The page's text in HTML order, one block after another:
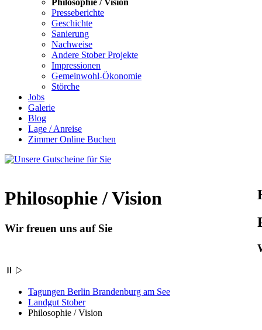
Philosophie / Vision
Presseberichte
Geschichte
Sanierung
Nachweise
Andere Stober Projekte
Impressionen
Gemeinwohl-Ökonomie
Störche
Jobs
Galerie
Blog
Lage / Anreise
Zimmer Online Buchen
Philosophie / Vision
Wir freuen uns auf Sie
Tagungen Berlin Brandenburg am See
Landgut Stober
Philosophie / Vision